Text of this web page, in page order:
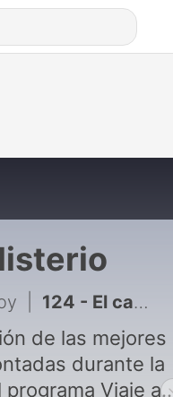
124 - El camal de humanos en Huancayo
de las mejores
durante la
Viaje a